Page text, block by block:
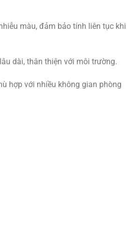
màu, đảm bảo tính liên tục khi
dài, thân thiện với môi trường.
hợp với nhiều không gian phòng